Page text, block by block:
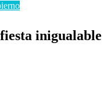
inigualable